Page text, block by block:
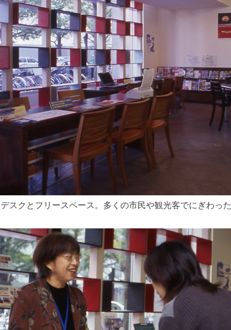
スクとフリースペース。多くの市民や観光客でにぎわった